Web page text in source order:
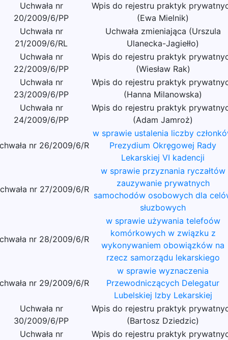
Uchwała nr
20/2009/6/PP
Wpis do rejestru praktyk
(Ewa Mielnik)
Uchwała nr
21/2009/6/RL
Uchwała zmieniająca (Urszula
Ulanecka-Jagiełło)
Uchwała nr
22/2009/6/PP
Wpis do rejestru praktyk
(Wiesław Rak)
Uchwała nr
23/2009/6/PP
Wpis do rejestru praktyk
(Hanna Milanowska)
Uchwała nr
24/2009/6/PP
Wpis do rejestru praktyk
(Adam Jamroż)
nr 26/2009/6/R
w sprawie ustalenia liczby
Prezydium Okręgowej Rady
Lekarskiej VI kadencji
nr 27/2009/6/R
w sprawie przyznania ryczałtów
zauzywanie prywatnych
samochodów osobowych dla
słuzbowych
nr 28/2009/6/R
w sprawie używania telefoów
komórkowych w związku z
wykonywaniem obowiązków na
rzecz samorządu lekarskiego
nr 29/2009/6/R
w sprawie wyznaczenia
Przewodniczących Delegatur
Lubelskiej Izby Lekarskiej
Uchwała nr
30/2009/6/PP
Wpis do rejestru praktyk
(Bartosz Dziedzic)
Uchwała nr
Wpis do rejestru praktyk